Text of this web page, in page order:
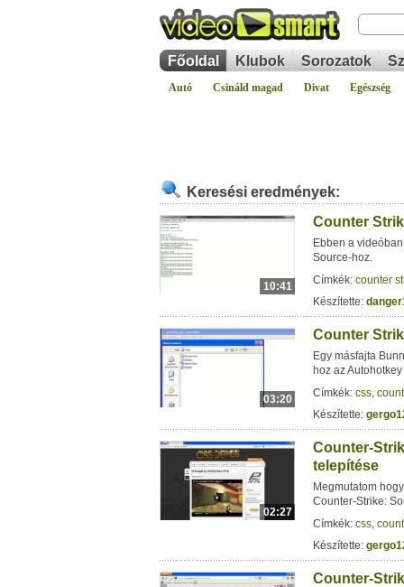
Főoldal Klubok Sorozatok
Autó Csináld magad Divat Egészség
Keresési eredmények:
10:41
Counter
Ebben a
Source-hoz.
Címkék: counter
Készítette:
03:20
Counter
Egy másfajta
hoz az
Címkék: css,
Készítette:
02:27
Counter-
telepítése
Megmutatom
Counter-Strike:
Címkék: css,
Készítette:
Counter-